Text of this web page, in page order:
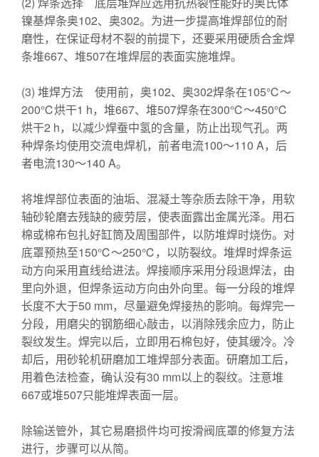
镍基焊条奥102、奥302。为进一步提高堆焊部位的耐
磨性，在保证母材不裂的前提下，还要采用硬质合金焊
条堆667、堆507在堆焊层的表面实施堆焊。
(3) 堆焊方法 使用前，奥102、奥302焊条在105℃～
200℃烘干1 h，堆667、堆507焊条在300℃～450℃
烘干2 h，以减少焊蚕中氢的含量，防止出现气孔。两
种焊条均使用交流电焊机，前者电流100～110 A，后
者电流130～140 A。
将堆焊部位表面的油垢、混凝土等杂质去除干净，用软
轴砂轮磨去残缺的疲劳层，使表面露出金属光泽。用石
棉或棉布包扎好缸筒及周围部件，以防堆焊时烧伤。对
底罩预热至150℃～250℃，以防裂纹。堆焊时焊条运
动方向采用直线给进法。焊接顺序采用分段退焊法，由
里向外退，但焊条运动方向由外向里。每一分段的堆焊
长度不大于50 mm，尽量避免焊接热的影响。每焊完一
分段，用磨尖的钢筋细心敲击，以消除残余应力，防止
裂纹发生。焊完以后，立即用石棉包好，使其缓冷。冷
却后，用砂轮机研磨加工堆焊部分表面。研磨加工后，
用着色法检查，确认没有30 mm以上的裂纹。注意堆
667或堆507只能堆焊表面一层。
除输送管外，其它易磨损件均可按滑阀底罩的修复方法
进行，步骤可以从简。